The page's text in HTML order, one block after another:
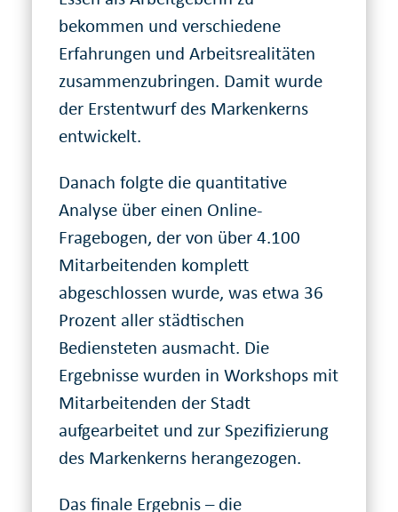
bekommen und verschiedene
Erfahrungen und Arbeitsrealitäten
zusammenzubringen. Damit wurde
der Erstentwurf des Markenkerns
entwickelt.
Danach folgte die quantitative
Analyse über einen Online-
Fragebogen, der von über 4.100
Mitarbeitenden komplett
abgeschlossen wurde, was etwa 36
Prozent aller städtischen
Bediensteten ausmacht. Die
Ergebnisse wurden in Workshops mit
Mitarbeitenden der Stadt
aufgearbeitet und zur Spezifizierung
des Markenkerns herangezogen.
Das finale Ergebnis – die